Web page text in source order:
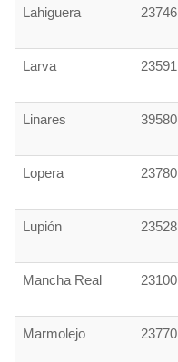
Lahiguera 23746
Larva 23591
Linares 39580
Lopera 23780
Lupión 23528
Mancha Real 23100
Marmolejo 23770